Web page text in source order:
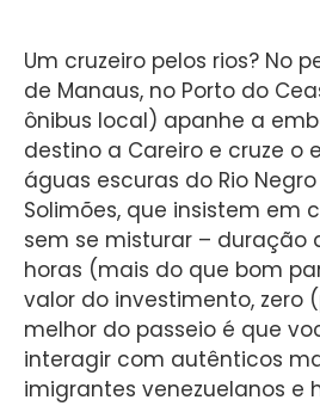
Um cruzeiro pelos rios? No
de Manaus, no Porto do
ônibus local) apanhe a
destino a Careiro e cruze o
águas escuras do Rio
Solimões, que insistem em
sem se misturar – duração
horas (mais do que bom
valor do investimento, zero
melhor do passeio é que
interagir com autênticos
imigrantes venezuelanos e